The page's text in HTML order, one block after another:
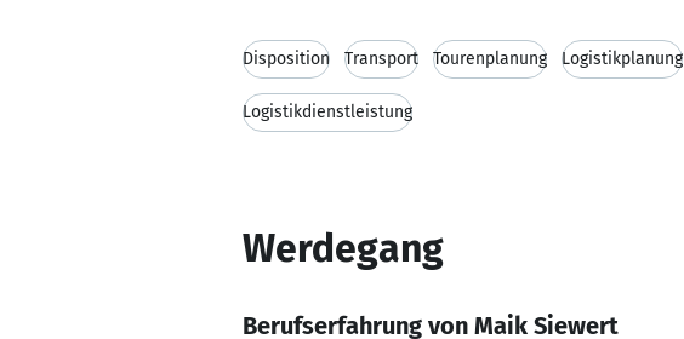
Disposition Transport Tourenplanung Logistikplanung
Logistikdienstleistung
Werdegang
Berufserfahrung von Maik Siewert